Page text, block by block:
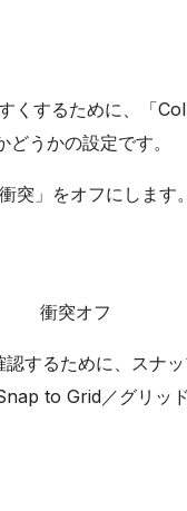
するために、「
うかの設定です。
突」をオフにします
衝突オフ
するために、スナ
to Grid／グリッ